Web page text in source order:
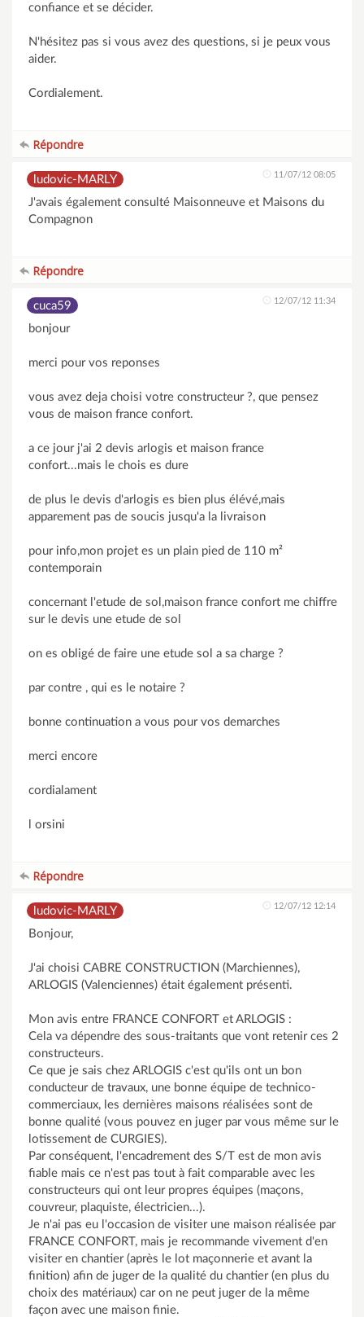
confiance et se décider.
N'hésitez pas si vous avez des questions, si je peux vous
aider.
Cordialement.
Répondre
ludovic-MARLY 11/07/12 08:05
J'avais également consulté Maisonneuve et Maisons du
Compagnon
Répondre
cuca59 12/07/12 11:34
bonjour
merci pour vos reponses
vous avez deja choisi votre constructeur ?, que pensez
vous de maison france confort.
a ce jour j'ai 2 devis arlogis et maison france
confort...mais le chois es dure
de plus le devis d'arlogis es bien plus élévé,mais
apparement pas de soucis jusqu'a la livraison
pour info,mon projet es un plain pied de 110 m²
contemporain
concernant l'etude de sol,maison france confort me chiffre
sur le devis une etude de sol
on es obligé de faire une etude sol a sa charge ?
par contre , qui es le notaire ?
bonne continuation a vous pour vos demarches
merci encore
cordialament
l orsini
Répondre
ludovic-MARLY 12/07/12 12:14
Bonjour,
J'ai choisi CABRE CONSTRUCTION (Marchiennes),
ARLOGIS (Valenciennes) était également présenti.
Mon avis entre FRANCE CONFORT et ARLOGIS :
Cela va dépendre des sous-traitants que vont retenir ces 2
constructeurs.
Ce que je sais chez ARLOGIS c'est qu'ils ont un bon
conducteur de travaux, une bonne équipe de technico-
commerciaux, les dernières maisons réalisées sont de
bonne qualité (vous pouvez en juger par vous même sur le
lotissement de CURGIES).
Par conséquent, l'encadrement des S/T est de mon avis
fiable mais ce n'est pas tout à fait comparable avec les
constructeurs qui ont leur propres équipes (maçons,
couvreur, plaquiste, électricien...).
Je n'ai pas eu l'occasion de visiter une maison réalisée par
FRANCE CONFORT, mais je recommande vivement d'en
visiter en chantier (après le lot maçonnerie et avant la
finition) afin de juger de la qualité du chantier (en plus du
choix des matériaux) car on ne peut juger de la même
façon avec une maison finie.